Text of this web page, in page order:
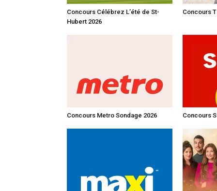
Concours Célébrez L’été de St-
Hubert 2026
Concours
Concours Metro Sondage 2026 Concours